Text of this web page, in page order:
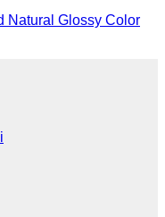
Natural Glossy Color